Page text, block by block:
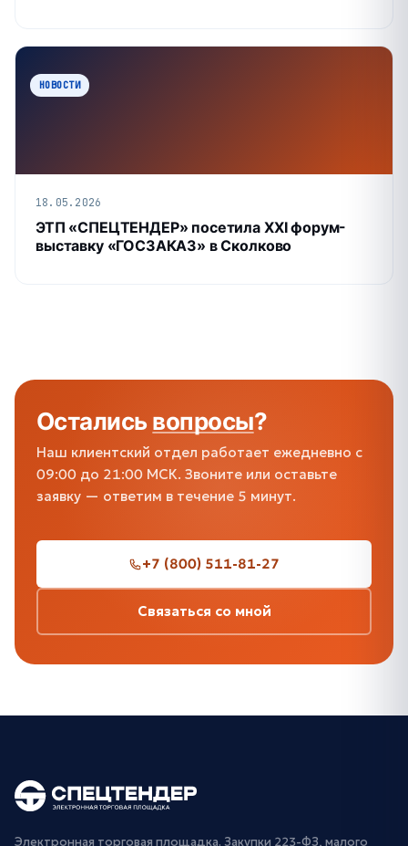
НОВОСТИ
18.05.2026
ЭТП «СПЕЦТЕНДЕР» посетила XXI форум-
выставку «ГОСЗАКАЗ» в Сколково
Осталисьвопросы?
Наш клиентский отдел работает ежедневно с
09:00 до 21:00 МСК. Звоните или оставьте
заявку — ответим в течение 5 минут.
+7 (800) 511-81-27
Связаться со мной
Электронная торговая площадка. Закупки 223-ФЗ, малого